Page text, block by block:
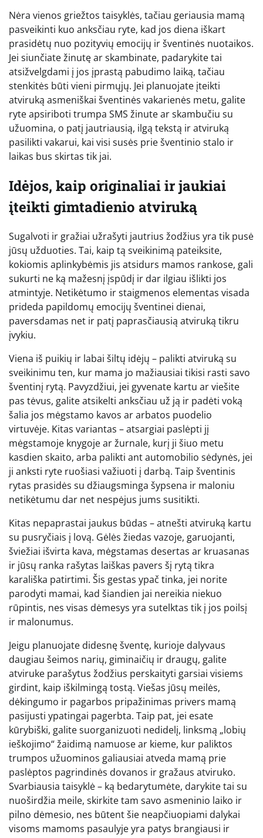
Nėra vienos griežtos taisyklės, tačiau geriausia mamą
pasveikinti kuo anksčiau ryte, kad jos diena iškart
prasidėtų nuo pozityvių emocijų ir šventinės nuotaikos.
Jei siunčiate žinutę ar skambinate, padarykite tai
atsižvelgdami į jos įprastą pabudimo laiką, tačiau
stenkitės būti vieni pirmųjų. Jei planuojate įteikti
atviruką asmeniškai šventinės vakarienės metu, galite
ryte apsiriboti trumpa SMS žinute ar skambučiu su
užuomina, o patį jautriausią, ilgą tekstą ir atviruką
pasilikti vakarui, kai visi susės prie šventinio stalo ir
laikas bus skirtas tik jai.
Idėjos, kaip originaliai ir jaukiai
įteikti gimtadienio atviruką
Sugalvoti ir gražiai užrašyti jautrius žodžius yra tik pusė
jūsų užduoties. Tai, kaip tą sveikinimą pateiksite,
kokiomis aplinkybėmis jis atsidurs mamos rankose, gali
sukurti ne ką mažesnį įspūdį ir dar ilgiau išlikti jos
atmintyje. Netikėtumo ir staigmenos elementas visada
prideda papildomų emocijų šventinei dienai,
paversdamas net ir patį paprasčiausią atviruką tikru
įvykiu.
Viena iš puikių ir labai šiltų idėjų – palikti atviruką su
sveikinimu ten, kur mama jo mažiausiai tikisi rasti savo
šventinį rytą. Pavyzdžiui, jei gyvenate kartu ar viešite
pas tėvus, galite atsikelti anksčiau už ją ir padėti voką
šalia jos mėgstamo kavos ar arbatos puodelio
virtuvėje. Kitas variantas – atsargiai paslėpti jį
mėgstamoje knygoje ar žurnale, kurį ji šiuo metu
kasdien skaito, arba palikti ant automobilio sėdynės, jei
ji anksti ryte ruošiasi važiuoti į darbą. Taip šventinis
rytas prasidės su džiaugsminga šypsena ir maloniu
netikėtumu dar net nespėjus jums susitikti.
Kitas nepaprastai jaukus būdas – atnešti atviruką kartu
su pusryčiais į lovą. Gėlės žiedas vazoje, garuojanti,
šviežiai išvirta kava, mėgstamas desertas ar kruasanas
ir jūsų ranka rašytas laiškas pavers šį rytą tikra
karališka patirtimi. Šis gestas ypač tinka, jei norite
parodyti mamai, kad šiandien jai nereikia niekuo
rūpintis, nes visas dėmesys yra sutelktas tik į jos poilsį
ir malonumus.
Jeigu planuojate didesnę šventę, kurioje dalyvaus
daugiau šeimos narių, giminaičių ir draugų, galite
atviruke parašytus žodžius perskaityti garsiai visiems
girdint, kaip iškilmingą tostą. Viešas jūsų meilės,
dėkingumo ir pagarbos pripažinimas privers mamą
pasijusti ypatingai pagerbta. Taip pat, jei esate
kūrybiški, galite suorganizuoti nedidelį, linksmą „lobių
ieškojimo“ žaidimą namuose ar kieme, kur paliktos
trumpos užuominos galiausiai atveda mamą prie
paslėptos pagrindinės dovanos ir gražaus atviruko.
Svarbiausia taisyklė – ką bedarytumėte, darykite tai su
nuoširdžia meile, skirkite tam savo asmeninio laiko ir
pilno dėmesio, nes būtent šie neapčiuopiami dalykai
visoms mamoms pasaulyje yra patys brangiausi ir